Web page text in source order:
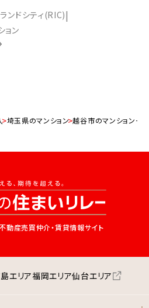
ンドシティ(RIC)
ョン
埼玉県のマンション 越谷市のマンション一
動産売買仲介・賃貸情報サイト
エリア福岡エリア仙台エリア